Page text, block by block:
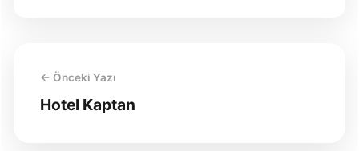
← Önceki Yazı
Hotel Kaptan